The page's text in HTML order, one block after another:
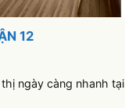
12
ngày càng nhanh tại